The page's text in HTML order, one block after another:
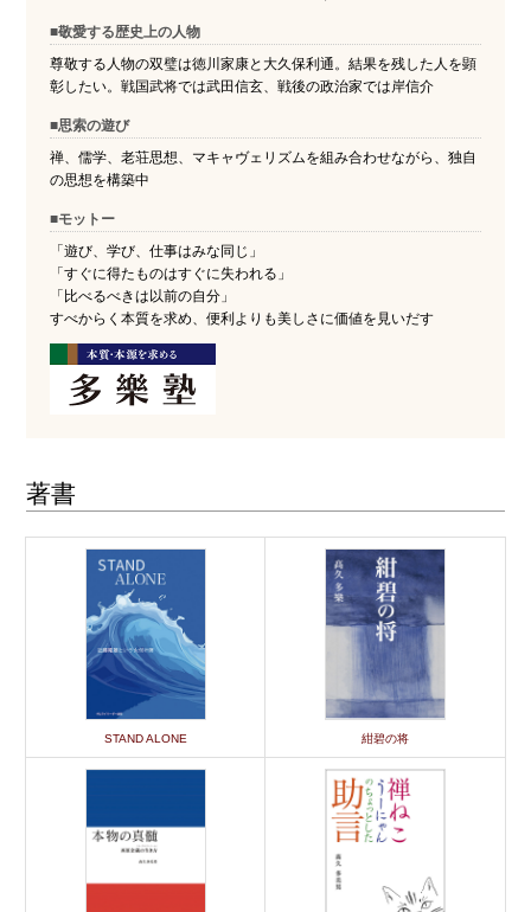
■敬愛する歴史上の人物
尊敬する人物の双璧は徳川家康と大久保利通。結果を残した人を顕
彰したい。戦国武将では武田信玄、戦後の政治家では岸信介
■思索の遊び
禅、儒学、老荘思想、マキャヴェリズムを組み合わせながら、独自
の思想を構築中
■モットー
「遊び、学び、仕事はみな同じ」
「すぐに得たものはすぐに失われる」
「比べるべきは以前の自分」
すべからく本質を求め、便利よりも美しさに価値を見いだす
著書
STAND ALONE 紺碧の将